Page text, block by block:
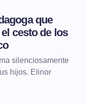
que
cesto de los
silenciosamente
hijos. Elinor